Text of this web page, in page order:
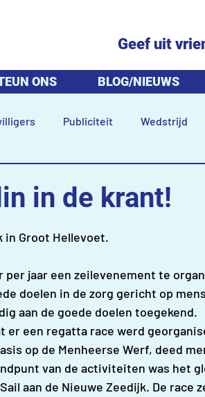
Geef uit
ONS BLOG/NIEUWS
Publiciteit Wedstrijd
in de krant!
in Groot Hellevoet.
per jaar een zeilevenement te
doelen in de zorg gericht op
aan de goede doelen toegekend.
er een regatta race werd
op de Menheerse Werf, deed
van de activiteiten was het
aan de Nieuwe Zeedijk. De race